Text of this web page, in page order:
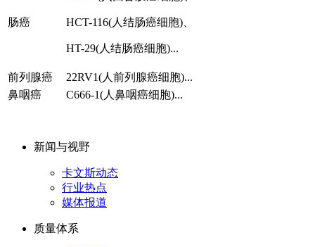
肠癌 HCT-116(人结肠癌细胞)、
HT-29(人结肠癌细胞)...
前列腺癌
22RV1(人前列腺癌细胞)...
鼻咽癌
C666-1(人鼻咽癌细胞)...
新闻与视野
卡文斯动态
行业热点
媒体报道
质量体系